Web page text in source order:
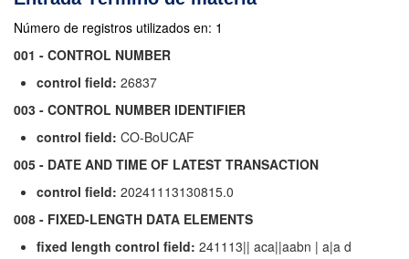
Número de registros utilizados en: 1
001 - CONTROL NUMBER
control field: 26837
003 - CONTROL NUMBER IDENTIFIER
control field: CO-BoUCAF
005 - DATE AND TIME OF LATEST TRANSACTION
control field: 20241113130815.0
008 - FIXED-LENGTH DATA ELEMENTS
fixed length control field: 241113|| aca||aabn | a|a d